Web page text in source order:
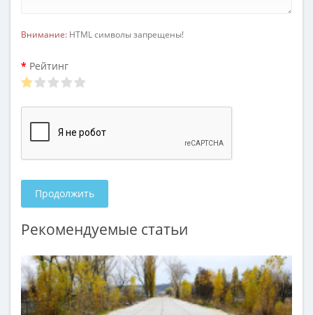
Внимание: HTML символы запрещены!
Рейтинг
Продолжить
Рекомендуемые статьи